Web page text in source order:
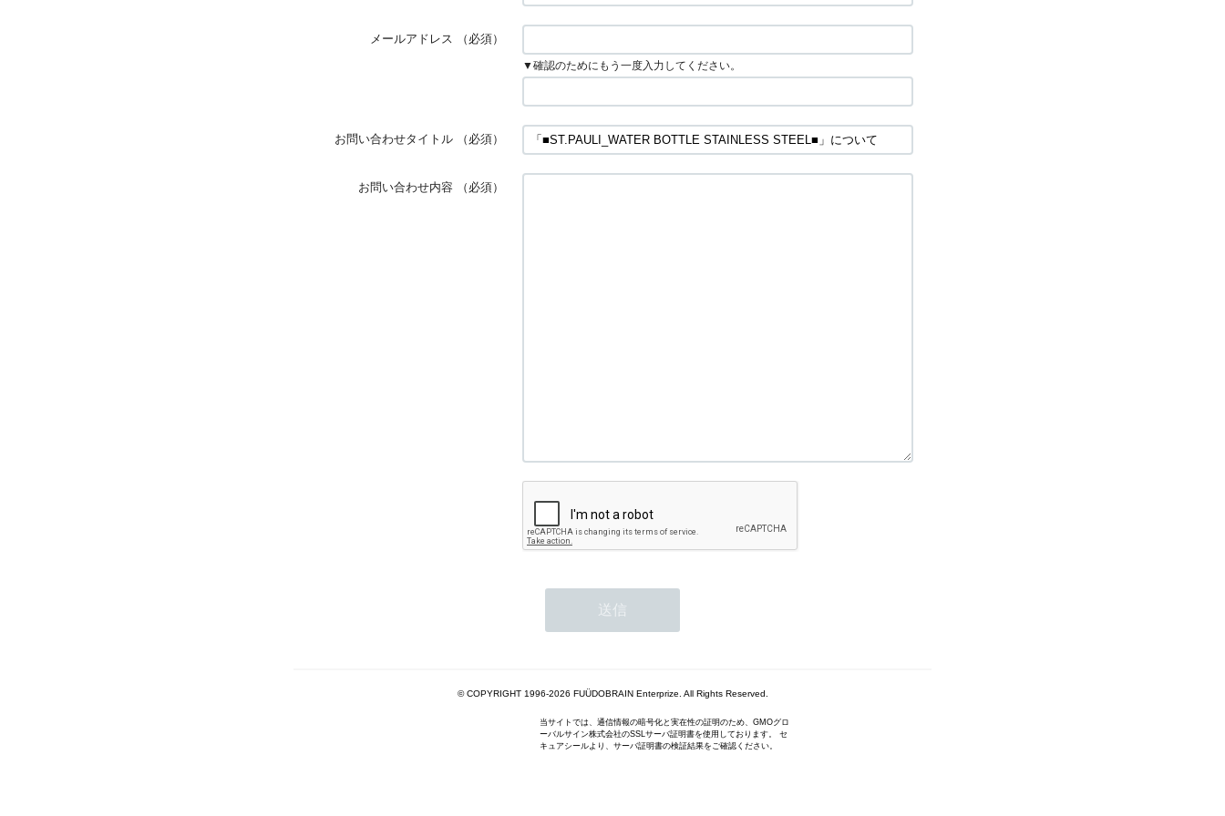
メールアドレス （必須）
▼確認のためにもう一度入力してください。
お問い合わせタイトル （必須）
お問い合わせ内容 （必須）
© COPYRIGHT 1996-2026 FUÜDOBRAIN Enterprize. All Rights Reserved.
当サイトでは、通信情報の暗号化と実在性の証明のため、GMOグロ
ーバルサイン株式会社のSSLサーバ証明書を使用しております。 セ
キュアシールより、サーバ証明書の検証結果をご確認ください。